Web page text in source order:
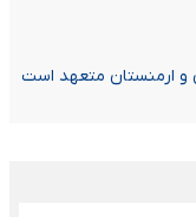
و ارمنستان متعهد است